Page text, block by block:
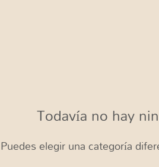
Todavía no hay
Puedes elegir una categoría